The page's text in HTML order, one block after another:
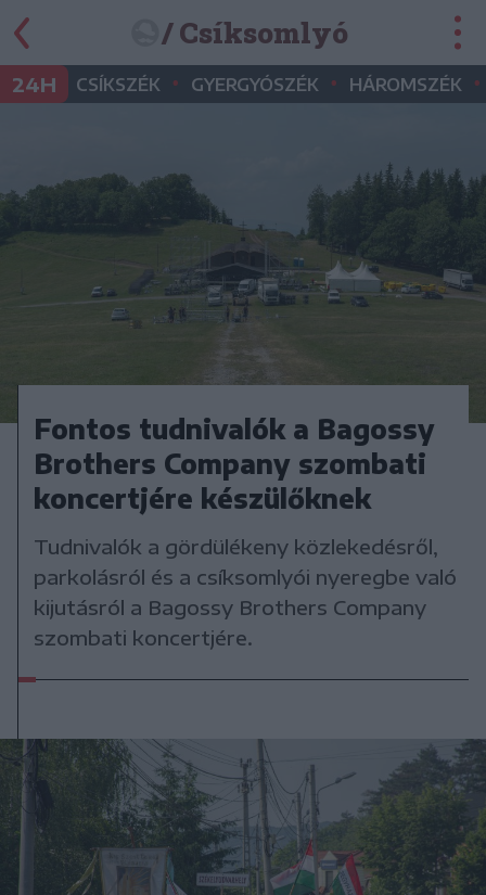
/ Csíksomlyó
24H CSÍKSZÉK • GYERGYÓSZÉK • HÁROMSZÉK •
Fontos tudnivalók a Bagossy
Brothers Company szombati
koncertjére készülőknek
Tudnivalók a gördülékeny közlekedésről,
parkolásról és a csíksomlyói nyeregbe való
kijutásról a Bagossy Brothers Company
szombati koncertjére.